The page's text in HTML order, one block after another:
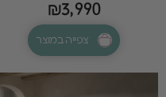
₪3,990
צפייה במוצר